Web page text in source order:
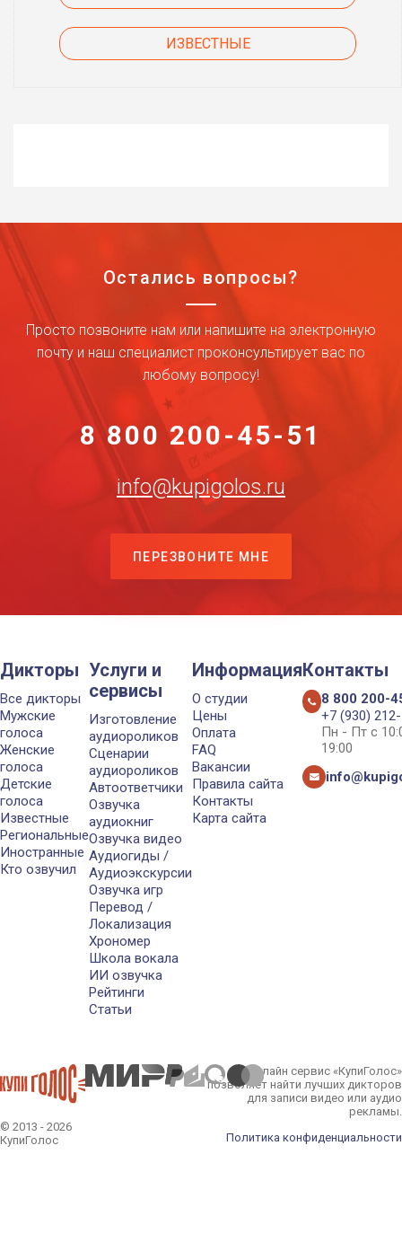
ИЗВЕСТНЫЕ
Остались вопросы?
Просто позвоните нам или напишите на электронную
почту и наш специалист проконсультирует вас по
любому вопросу!
8 800 200-45-51
info@kupigolos.ru
ПЕРЕЗВОНИТЕ МНЕ
Дикторы
Все дикторы
Мужские
голоса
Женские
голоса
Детские
голоса
Известные
Региональные
Иностранные
Кто озвучил
Услуги и
сервисы
Изготовление
аудиороликов
Сценарии
аудиороликов
Автоответчики
Озвучка
аудиокниг
Озвучка видео
Аудиогиды /
Аудиоэкскурсии
Озвучка игр
Перевод /
Локализация
Хрономер
Школа вокала
ИИ озвучка
Рейтинги
Статьи
Информация
О студии
Цены
Оплата
FAQ
Вакансии
Правила сайта
Контакты
Карта сайта
Контакты
8 800 200-
+7 (930)
Пн - Пт с
19:00
© 2013 - 2026
КупиГолос
Онлайн сервис «КупиГолос»
позволяет найти лучших дикторов
для записи видео или аудио
рекламы.
Политика конфиденциальности